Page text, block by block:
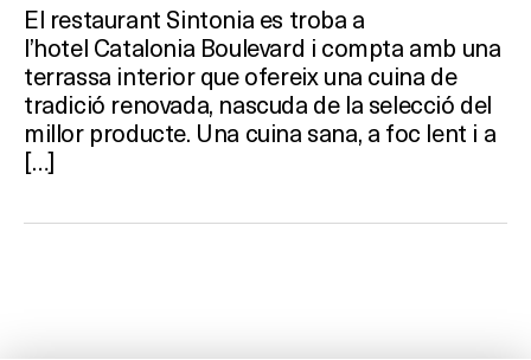
El restaurant Sintonia es troba a
l’hotel Catalonia Boulevard i compta amb una
terrassa interior que ofereix una cuina de
tradició renovada, nascuda de la selecció del
millor producte. Una cuina sana, a foc lent i a
[…]